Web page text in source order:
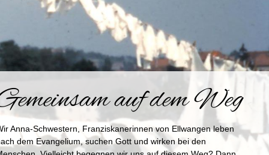
Gemeinsam auf dem Weg
Wir Anna-Schwestern, Franziskanerinnen von Ellwangen leben
nach dem Evangelium, suchen Gott und wirken bei den